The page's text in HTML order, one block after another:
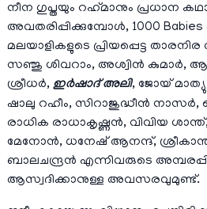
നീന ഗുപ്തയും റഹ്‌മാനും പ്രധാന
അവതരിപ്പിക്കുമ്പോൾ, 1000
മലയാളികളുടെ പ്രിയപ്പെട്ട
സഞ്ജു ശിവറാം, അശ്വിൻ കുമാർ,
ശ്രീധർ, ഇർഷാദ് അലി, ജോയ്
ഷാലു റഹീം, സിറാജുദ്ധീൻ
രാധിക രാധാകൃഷ്ണൻ, വിവിയ ശാന്ത്,
മേനോൻ, ധനേഷ് ആനന്ദ്, ശ്രീകാന്ത്
ബാലചന്ദ്രൻ എന്നിവരുടെ
ആസ്വദിക്കാനുള്ള അവസരവുമുണ്ട്.